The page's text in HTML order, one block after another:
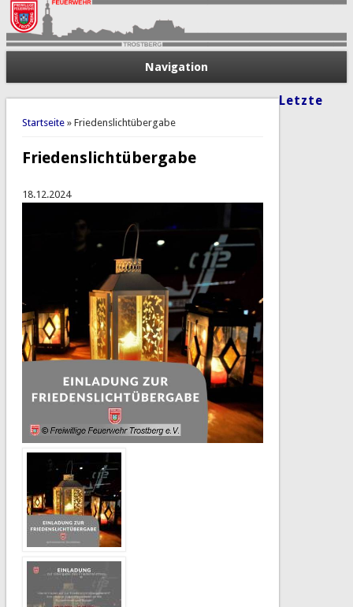
Navigation
Sie sind hier
Startseite» Friedenslichtübergabe
Friedenslichtübergabe
18.12.2024
Letzte